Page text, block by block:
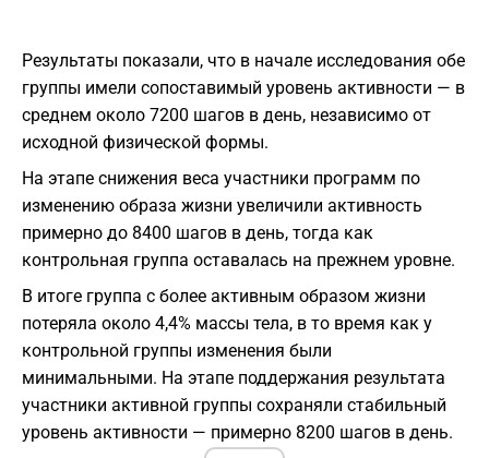
Результаты показали, что в начале исследования обе
группы имели сопоставимый уровень активности — в
среднем около 7200 шагов в день, независимо от
исходной физической формы.
На этапе снижения веса участники программ по
изменению образа жизни увеличили активность
примерно до 8400 шагов в день, тогда как
контрольная группа оставалась на прежнем уровне.
В итоге группа с более активным образом жизни
потеряла около 4,4% массы тела, в то время как у
контрольной группы изменения были
минимальными. На этапе поддержания результата
участники активной группы сохраняли стабильный
уровень активности — примерно 8200 шагов в день.